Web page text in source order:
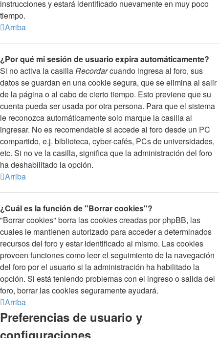
instrucciones y estará identificado nuevamente en muy poco
tiempo.
Arriba
¿Por qué mi sesión de usuario expira automáticamente?
Si no activa la casillaRecordarcuando ingresa al foro, sus
datos se guardan en una cookie segura, que se elimina al salir
de la página o al cabo de cierto tiempo. Esto previene que su
cuenta pueda ser usada por otra persona. Para que el sistema
le reconozca automáticamente solo marque la casilla al
ingresar. No es recomendable si accede al foro desde un PC
compartido, e.j. biblioteca, cyber-cafés, PCs de universidades,
etc. Si no ve la casilla, significa que la administración del foro
ha deshabilitado la opción.
Arriba
¿Cuál es la función de "Borrar cookies"?
"Borrar cookies" borra las cookies creadas por phpBB, las
cuales le mantienen autorizado para acceder a determinados
recursos del foro y estar identificado al mismo. Las cookies
proveen funciones como leer el seguimiento de la navegación
del foro por el usuario si la administración ha habilitado la
opción. Si está teniendo problemas con el ingreso o salida del
foro, borrar las cookies seguramente ayudará.
Arriba
Preferencias de usuario y
configuraciones